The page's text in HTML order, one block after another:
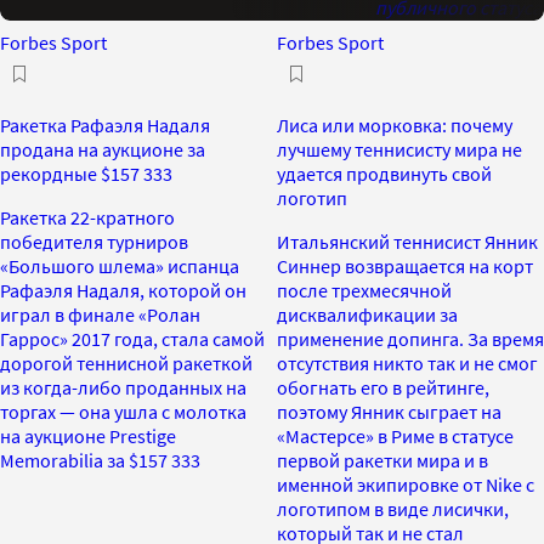
публичного статуса
Forbes Sport
Ракетка Рафаэля Надаля
продана на аукционе за
рекордные $157 333
Ракетка 22-кратного
победителя турниров
«Большого шлема» испанца
Рафаэля Надаля, которой он
играл в финале «Ролан
Гаррос» 2017 года, стала самой
дорогой теннисной ракеткой
из когда-либо проданных на
торгах — она ушла с молотка
на аукционе Prestige
Memorabilia за $157 333
Forbes Sport
Лиса или морковка: почему
лучшему теннисисту мира не
удается продвинуть свой
логотип
Итальянский теннисист Янник
Синнер возвращается на корт
после трехмесячной
дисквалификации за
применение допинга. За время
отсутствия никто так и не смог
обогнать его в рейтинге,
поэтому Янник сыграет на
«Мастерсе» в Риме в статусе
первой ракетки мира и в
именной экипировке от Nike с
логотипом в виде лисички,
который так и не стал